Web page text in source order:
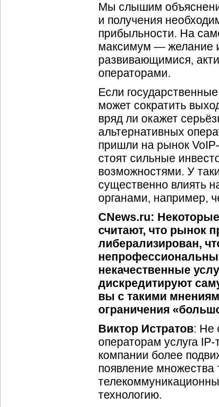
Мы слышим
и получения
прибыльности. На
максимум — желание
развивающимися,
операторами.
Если
может сократить
вряд ли окажет
альтернативных
пришли на рынок
стоят сильные
возможностями. У
существенно влиять
органами, например,
CNews.ru:
считают, что рынок
либерализирован,
некачественные
дискредитируют
вы с такими
ограничения
Виктор Истратов: Не
операторам услуга IP-
компании более
появление множества
технологию.